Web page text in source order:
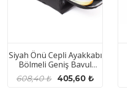
Siyah Önü Cepli Ayakkabı
Bölmeli Geniş Bavul
Seyahat Gym Fitness El ve
Spor Çantası
608,40 ₺ 405,60 ₺